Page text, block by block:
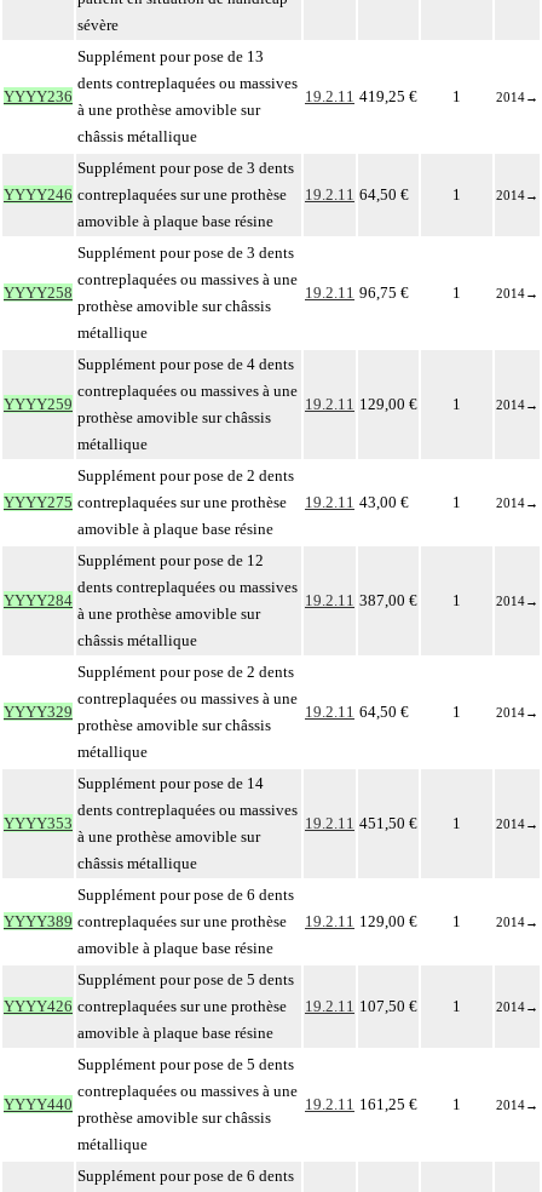
sévère
YYYY236
Supplément pour pose de 13
dents contreplaquées ou massives
à une prothèse amovible sur
châssis métallique
19.2.11 419,25 € 1 2014→
YYYY246
Supplément pour pose de 3 dents
contreplaquées sur une prothèse
amovible à plaque base résine
19.2.11 64,50 € 1 2014→
YYYY258
Supplément pour pose de 3 dents
contreplaquées ou massives à une
prothèse amovible sur châssis
métallique
19.2.11 96,75 € 1 2014→
YYYY259
Supplément pour pose de 4 dents
contreplaquées ou massives à une
prothèse amovible sur châssis
métallique
19.2.11 129,00 € 1 2014→
YYYY275
Supplément pour pose de 2 dents
contreplaquées sur une prothèse
amovible à plaque base résine
19.2.11 43,00 € 1 2014→
YYYY284
Supplément pour pose de 12
dents contreplaquées ou massives
à une prothèse amovible sur
châssis métallique
19.2.11 387,00 € 1 2014→
YYYY329
Supplément pour pose de 2 dents
contreplaquées ou massives à une
prothèse amovible sur châssis
métallique
19.2.11 64,50 € 1 2014→
YYYY353
Supplément pour pose de 14
dents contreplaquées ou massives
à une prothèse amovible sur
châssis métallique
19.2.11 451,50 € 1 2014→
YYYY389
Supplément pour pose de 6 dents
contreplaquées sur une prothèse
amovible à plaque base résine
19.2.11 129,00 € 1 2014→
YYYY426
Supplément pour pose de 5 dents
contreplaquées sur une prothèse
amovible à plaque base résine
19.2.11 107,50 € 1 2014→
YYYY440
Supplément pour pose de 5 dents
contreplaquées ou massives à une
prothèse amovible sur châssis
métallique
19.2.11 161,25 € 1 2014→
Supplément pour pose de 6 dents